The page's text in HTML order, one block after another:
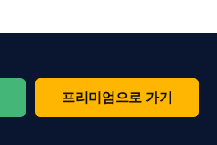
프리미엄으로 가기